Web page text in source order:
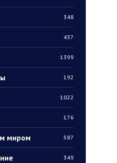
348
437
1399
192
1022
176
миром 587
349